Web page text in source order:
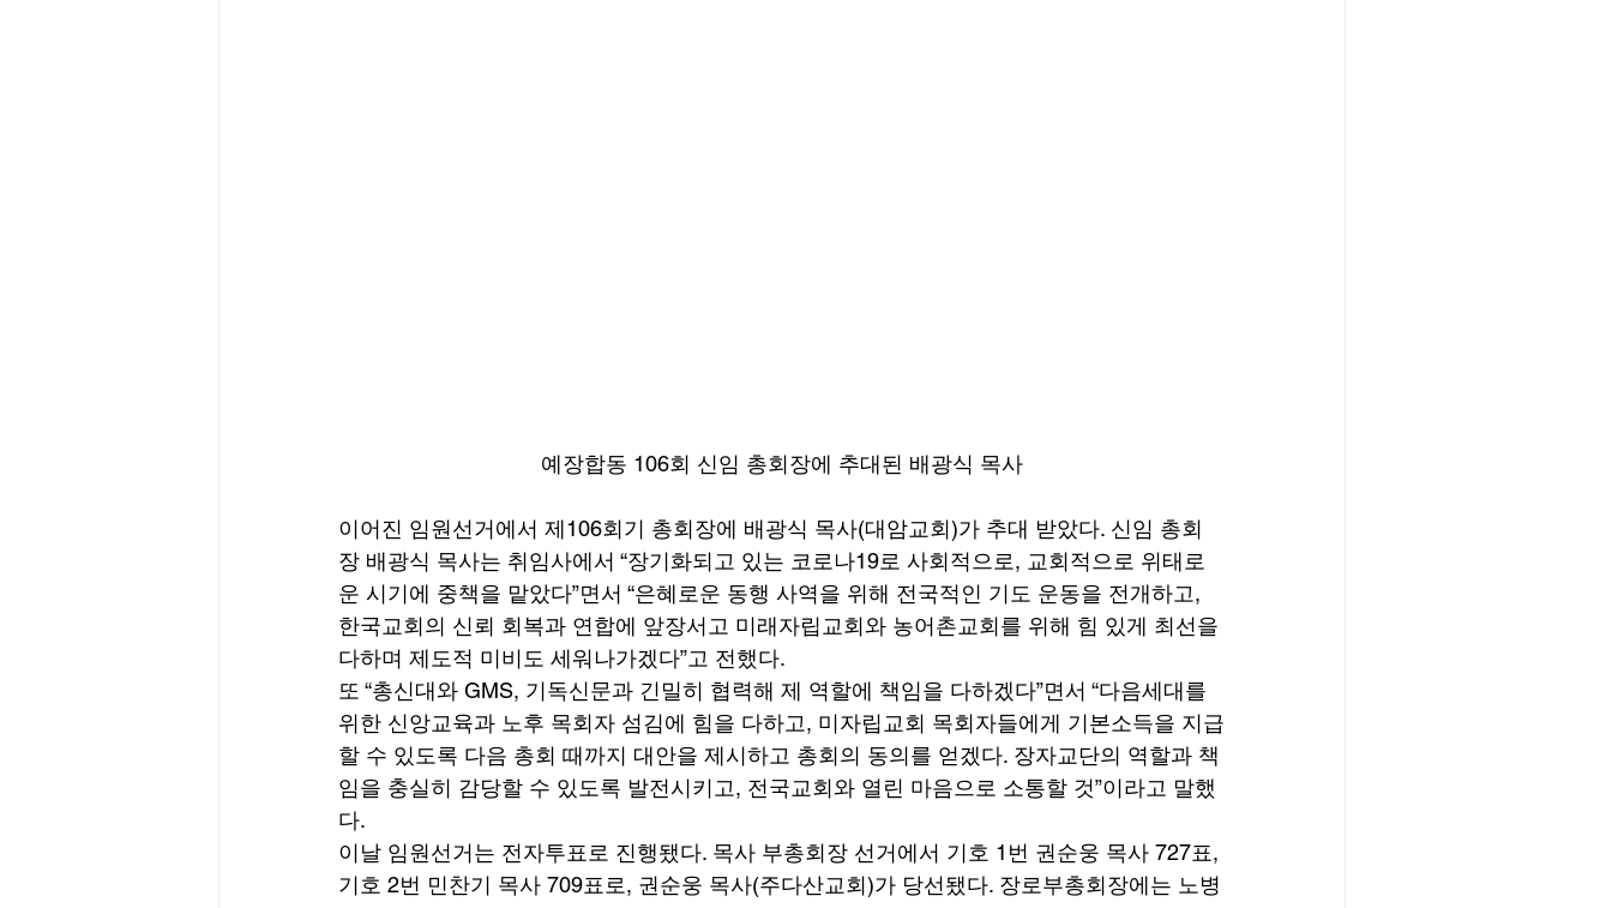
예장합동 106회 신임 총회장에 추대된 배광식 목사
이어진 임원선거에서 제106회기 총회장에 배광식 목사(대암교회)가 추대 받았다. 신임 총회
장 배광식 목사는 취임사에서 “장기화되고 있는 코로나19로 사회적으로, 교회적으로 위태로
운 시기에 중책을 맡았다”면서 “은혜로운 동행 사역을 위해 전국적인 기도 운동을 전개하고,
한국교회의 신뢰 회복과 연합에 앞장서고 미래자립교회와 농어촌교회를 위해 힘 있게 최선을
다하며 제도적 미비도 세워나가겠다”고 전했다.
또 “총신대와 GMS, 기독신문과 긴밀히 협력해 제 역할에 책임을 다하겠다”면서 “다음세대를
위한 신앙교육과 노후 목회자 섬김에 힘을 다하고, 미자립교회 목회자들에게 기본소득을 지급
할 수 있도록 다음 총회 때까지 대안을 제시하고 총회의 동의를 얻겠다. 장자교단의 역할과 책
임을 충실히 감당할 수 있도록 발전시키고, 전국교회와 열린 마음으로 소통할 것”이라고 말했
다.
이날 임원선거는 전자투표로 진행됐다. 목사 부총회장 선거에서 기호 1번 권순웅 목사 727표,
기호 2번 민찬기 목사 709표로, 권순웅 목사(주다산교회)가 당선됐다. 장로부총회장에는 노병